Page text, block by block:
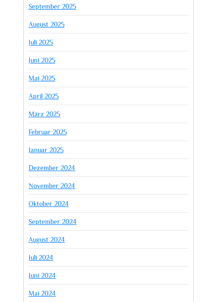
September 2025
August 2025
Juli 2025
Juni 2025
Mai 2025
April 2025
März 2025
Februar 2025
Januar 2025
Dezember 2024
November 2024
Oktober 2024
September 2024
August 2024
Juli 2024
Juni 2024
Mai 2024